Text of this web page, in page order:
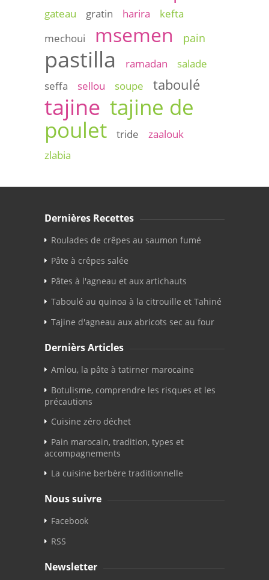
gateau gratin harira
kefta
mechoui
msemen pain
pastilla ramadan
salade
seffa
sellou soupe taboulé
tajine tajine de
poulet
tride
zaalouk
zlabia
Dernières Recettes
Roulades de crêpes au saumon fumé
Pâte à crêpes salée
Pâtes à l'agneau et aux artichauts
Taboulé au quinoa à la citrouille et Tahiné
Tajine d'agneau aux abricots sec au four
Dernièrs Articles
Amlou, la pâte à tatirner marocaine
Botulisme, comprendre les risques et les
précautions
Cuisine zéro déchet
Pain marocain, tradition, types et
accompagnements
La cuisine berbère traditionnelle
Nous suivre
Facebook
RSS
Newsletter